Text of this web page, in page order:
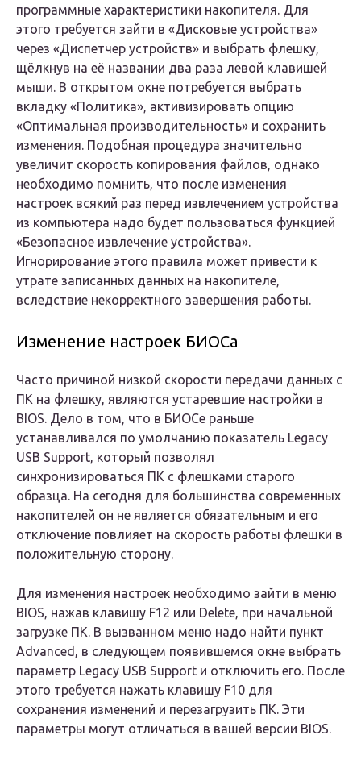
программные характеристики накопителя. Для
этого требуется зайти в «Дисковые устройства»
через «Диспетчер устройств» и выбрать флешку,
щёлкнув на её названии два раза левой клавишей
мыши. В открытом окне потребуется выбрать
вкладку «Политика», активизировать опцию
«Оптимальная производительность» и сохранить
изменения. Подобная процедура значительно
увеличит скорость копирования файлов, однако
необходимо помнить, что после изменения
настроек всякий раз перед извлечением устройства
из компьютера надо будет пользоваться функцией
«Безопасное извлечение устройства».
Игнорирование этого правила может привести к
утрате записанных данных на накопителе,
вследствие некорректного завершения работы.
Изменение настроек БИОСа
Часто причиной низкой скорости передачи данных с
ПК на флешку, являются устаревшие настройки в
BIOS. Дело в том, что в БИОСе раньше
устанавливался по умолчанию показатель Legacy
USB Support, который позволял
синхронизироваться ПК с флешками старого
образца. На сегодня для большинства современных
накопителей он не является обязательным и его
отключение повлияет на скорость работы флешки в
положительную сторону.
Для изменения настроек необходимо зайти в меню
BIOS, нажав клавишу F12 или Delete, при начальной
загрузке ПК. В вызванном меню надо найти пункт
Advanced, в следующем появившемся окне выбрать
параметр Legacy USB Support и отключить его. После
этого требуется нажать клавишу F10 для
сохранения изменений и перезагрузить ПК. Эти
параметры могут отличаться в вашей версии BIOS.